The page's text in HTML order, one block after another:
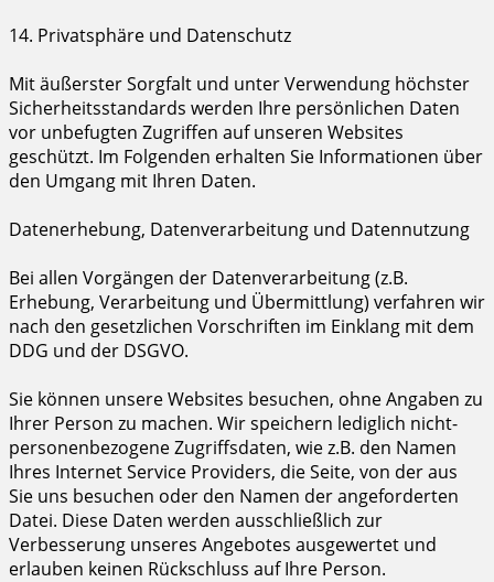
14. Privatsphäre und Datenschutz
Mit äußerster Sorgfalt und unter Verwendung höchster
Sicherheitsstandards werden Ihre persönlichen Daten
vor unbefugten Zugriffen auf unseren Websites
geschützt. Im Folgenden erhalten Sie Informationen über
den Umgang mit Ihren Daten.
Datenerhebung, Datenverarbeitung und Datennutzung
Bei allen Vorgängen der Datenverarbeitung (z.B.
Erhebung, Verarbeitung und Übermittlung) verfahren wir
nach den gesetzlichen Vorschriften im Einklang mit dem
DDG und der DSGVO.
Sie können unsere Websites besuchen, ohne Angaben zu
Ihrer Person zu machen. Wir speichern lediglich nicht-
personenbezogene Zugriffsdaten, wie z.B. den Namen
Ihres Internet Service Providers, die Seite, von der aus
Sie uns besuchen oder den Namen der angeforderten
Datei. Diese Daten werden ausschließlich zur
Verbesserung unseres Angebotes ausgewertet und
erlauben keinen Rückschluss auf Ihre Person.